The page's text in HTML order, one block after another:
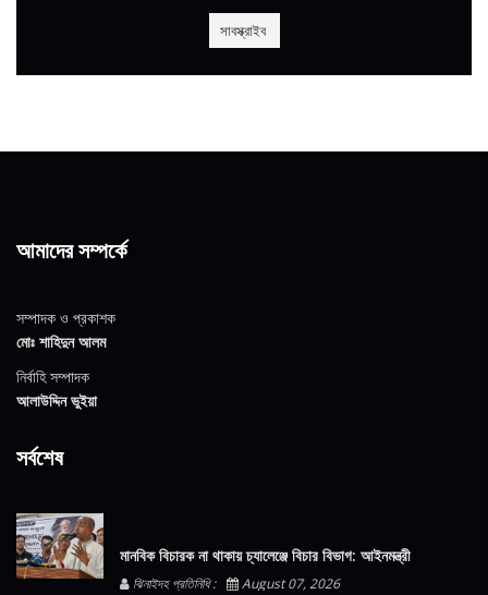
আমাদের সম্পর্কে
সম্পাদক ও প্রকাশক
মোঃ শাহিদুন আলম
নির্বাহি সম্পাদক
আলাউদ্দিন ভুইয়া
সর্বশেষ
মানবিক বিচারক না থাকায় চ্যালেঞ্জে বিচার বিভাগ: আইনমন্ত্রী
ঝিনাইদহ প্রতিনিধি : August 07, 2026